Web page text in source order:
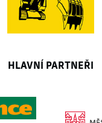
HLAVNÍ PARTNEŘI